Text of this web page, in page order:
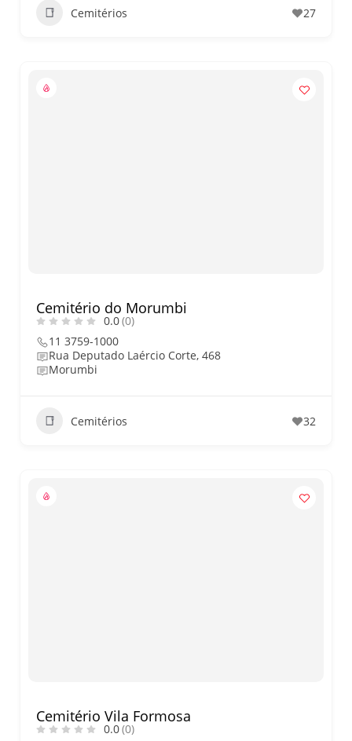
Cemitérios 27
Cemitério do Morumbi
0.0(0)
11 3759-1000
Rua Deputado Laércio Corte, 468
Morumbi
Cemitérios 32
Cemitério Vila Formosa
0.0(0)